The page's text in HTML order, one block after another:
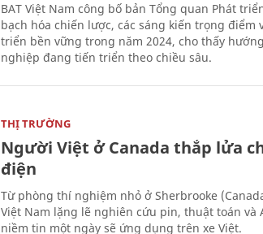
BAT Việt Nam công bố bản Tổng quan Phát
bạch hóa chiến lược, các sáng kiến trọng điểm
triển bền vững trong năm 2024, cho thấy
nghiệp đang tiến triển theo chiều sâu.
THỊ TRƯỜNG
Người Việt ở Canada thắp lửa
điện
Từ phòng thí nghiệm nhỏ ở Sherbrooke
Việt Nam lặng lẽ nghiên cứu pin, thuật toán và
niềm tin một ngày sẽ ứng dụng trên xe Việt.